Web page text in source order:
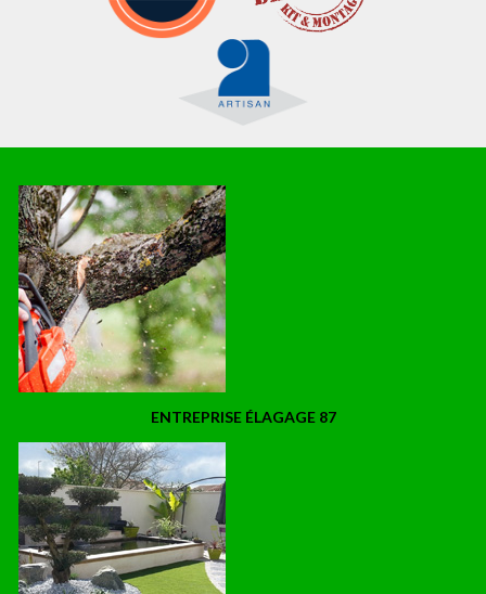
ENTREPRISE ÉLAGAGE 87